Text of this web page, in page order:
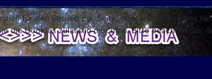
für den Betrieb der Seite, während andere uns
die Cookies zulassen möchten. Bitte beachten Sie,